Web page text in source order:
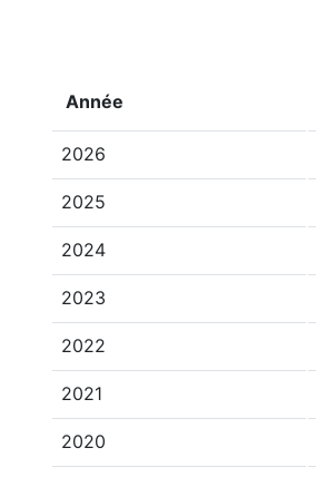
Année
2026
2025
2024
2023
2022
2021
2020